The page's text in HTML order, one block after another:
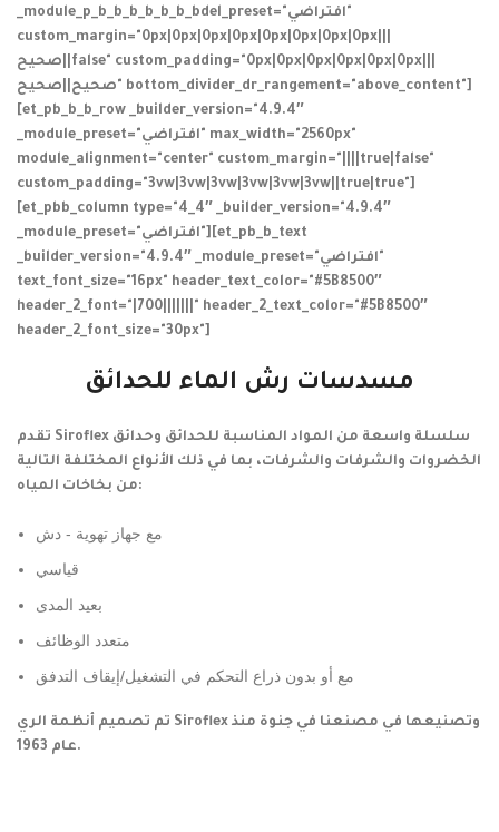
_module_p_b_b_b_b_b_b_bdel_preset="افتراضي"
custom_margin="0px|0px|0px|0px|0px|0px|0px|0px|||
صحيح||false" custom_padding="0px|0px|0px|0px|0px|0px|||
صحيح||صحيح" bottom_divider_dr_rangement="above_content"]
[et_pb_b_b_row _builder_version="4.9.4″
_module_preset="افتراضي" max_width="2560px"
module_alignment="center" custom_margin="||||true|false"
custom_padding="3vw|3vw|3vw|3vw|3vw|3vw||true|true"]
[et_pbb_column type="4_4″ _builder_version="4.9.4″
_module_preset="افتراضي"][et_pb_b_text
_builder_version="4.9.4″ _module_preset="افتراضي"
text_font_size="16px" header_text_color="#5B8500″
header_2_font="|700|||||||" header_2_text_color="#5B8500″
header_2_font_size="30px"]
مسدسات رش الماء للحدائق
تقدم Siroflex سلسلة واسعة من المواد المناسبة للحدائق وحدائق
الخضروات والشرفات والشرفات، بما في ذلك الأنواع المختلفة التالية
من بخاخات المياه:
مع جهاز تهوية - دش
قياسي
بعيد المدى
متعدد الوظائف
مع أو بدون ذراع التحكم في التشغيل/إيقاف التدفق
تم تصميم أنظمة الري Siroflex وتصنيعها في مصنعنا في جنوة منذ
عام 1963.